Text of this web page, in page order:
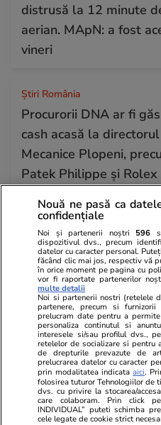
distrusă la 12 minute
aerian. MApN: a fost
vineri
Știri România
Procurorii DNA ar fi
cash acasă la
Mecanice Plopeni,
Patek Philippe și Rolex
Horoscop
Horoscop Urania |
perioada 25 – 31 iulie
Vărsător
Bani și Afaceri
Benzina și motorina
iulie. Cât costă litrul
Iași, Cluj-Napoca,
Nouă ne pasă ca
confidențiale
Noi și partenerii noștri 596
dispozitivul dvs., precum
datelor cu caracter personal.
făcând clic mai jos, respectiv vă
în orice moment pe pagina cu
vor fi raportate partenerilor
multe detalii
Noi si partenerii nostri (retelele
partenere, precum si
prelucram date pentru a
personaliza continutul si
interesele si/sau profilul dvs.,
retelelor de socializare si pentru
de drepturile prevazute de
prelucrarea datelor cu caracter
prin modalitatea indicataaici.
folosirea tuturor Tehnologiilor de
dvs. cu privire la stocarea/
care colaboram. Prin click
INDIVIDUAL” puteti schimba
cele legate de cookie strict